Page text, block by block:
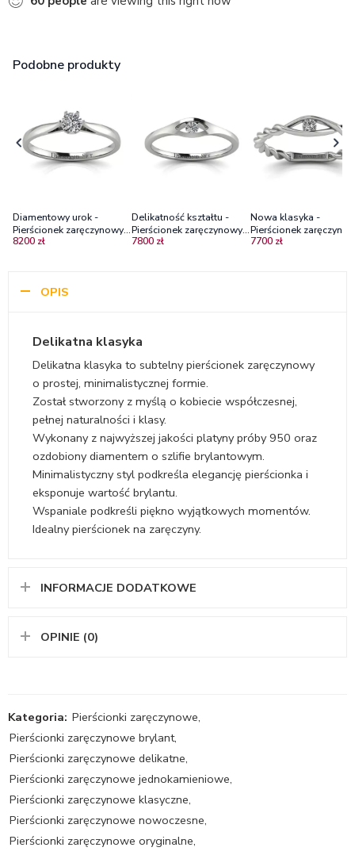
Podobne produkty
Diamentowy urok -
Pierścionek zaręczynowy z
platyny z diamentem
8200 zł
Delikatność kształtu -
Pierścionek zaręczynowy z
platyny z brylantem
7800 zł
Nowa klasyka -
Pierścionek
platyny z diamentem
7700 zł
OPIS
Delikatna klasyka
Delikatna klasyka to subtelny pierścionek zaręczynowy
o prostej, minimalistycznej formie.
Został stworzony z myślą o kobiecie współczesnej,
pełnej naturalności i klasy.
Wykonany z najwyższej jakości platyny próby 950 oraz
ozdobiony diamentem o szlifie brylantowym.
Minimalistyczny styl podkreśla elegancję pierścionka i
eksponuje wartość brylantu.
Wspaniale podkreśli piękno wyjątkowych momentów.
Idealny pierścionek na zaręczyny.
INFORMACJE DODATKOWE
OPINIE (0)
Kategoria: Pierścionki zaręczynowe,
Pierścionki zaręczynowe brylant,
Pierścionki zaręczynowe delikatne,
Pierścionki zaręczynowe jednokamieniowe,
Pierścionki zaręczynowe klasyczne,
Pierścionki zaręczynowe nowoczesne,
Pierścionki zaręczynowe oryginalne,